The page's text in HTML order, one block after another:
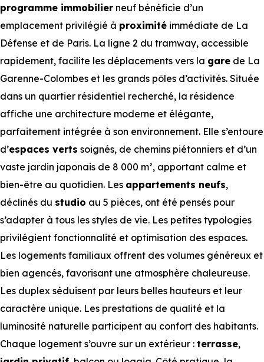
programme immobilier neuf bénéficie d’un
emplacement privilégié à proximité immédiate de La
Défense et de Paris. La ligne 2 du tramway, accessible
rapidement, facilite les déplacements vers la gare de La
Garenne-Colombes et les grands pôles d’activités. Située
dans un quartier résidentiel recherché, la résidence
affiche une architecture moderne et élégante,
parfaitement intégrée à son environnement. Elle s’entoure
d’espaces verts soignés, de chemins piétonniers et d’un
vaste jardin japonais de 8 000 m², apportant calme et
bien-être au quotidien. Les appartements neufs,
déclinés du studio au 5 pièces, ont été pensés pour
s’adapter à tous les styles de vie. Les petites typologies
privilégient fonctionnalité et optimisation des espaces.
Les logements familiaux offrent des volumes généreux et
bien agencés, favorisant une atmosphère chaleureuse.
Les duplex séduisent par leurs belles hauteurs et leur
caractère unique. Les prestations de qualité et la
luminosité naturelle participent au confort des habitants.
Chaque logement s’ouvre sur un extérieur : terrasse,